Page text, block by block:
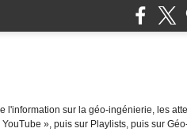
l'information sur la géo-ingénierie, les
», puis sur Playlists, puis sur